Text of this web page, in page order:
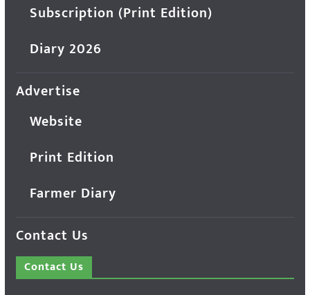
Subscription (Print Edition)
Diary 2026
Advertise
Website
Print Edition
Farmer Diary
Contact Us
Contact Us